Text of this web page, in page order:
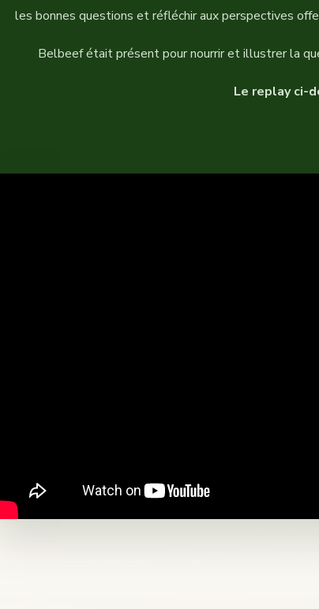
les bonnes questions et réfléchir aux perspectives
Belbeef était présent pour nourrir et illustrer la
Le replay ci-
vid:https://